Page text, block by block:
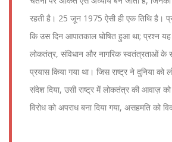
रहती है। 25 जून 1975 ऐसी ही एक तिथि है।
कि उस दिन आपातकाल घोषित हुआ था; प्रश्न
लोकतंत्र, संविधान और नागरिक स्वतंत्रताओं के
प्रयास किया गया था। जिस राष्ट्र ने दुनिया को
संदेश दिया, उसी राष्ट्र में लोकतंत्र की आवाज़
विरोध को अपराध बना दिया गया, असहमति को